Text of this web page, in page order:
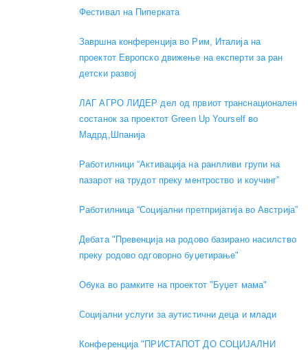
Фестивал на Пиперката
Завршна конференција во Рим, Италија на
проектот Европско движење на експерти за ран
детски развој
ЛАГ АГРО ЛИДЕР дел од првиот транснационален
состанок за проектот Green Up Yourself во
Мадрд,Шпанија
Работилници “Активација на ранлливи групи на
пазарот на трудот преку ментроство и коучинг”
Работилница “Социјални претпријатија во Австрија”
Дебата "Превенција на родово базирано насилство
преку родово одговорно буџетирање"
Обука во рамките на проектот "Буџет мама"
Социјални услуги за аутистични деца и млади
Конференција "ПРИСТАПОТ ДО СОЦИЈАЛНИ